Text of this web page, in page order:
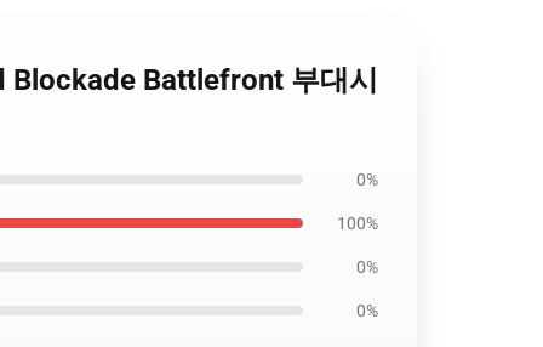
Battlefront 부대시
0%
100%
0%
0%